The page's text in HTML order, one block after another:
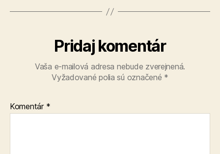
Pridaj komentár
Vaša e-mailová adresa nebude zverejnená.
Vyžadované polia sú označené *
Komentár *